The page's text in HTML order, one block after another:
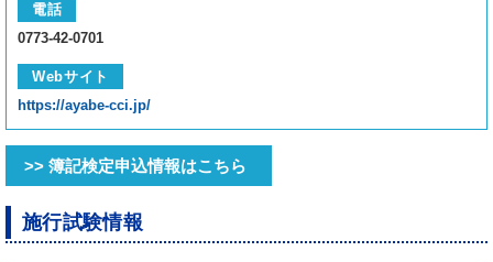
電話
0773-42-0701
Webサイト
https://ayabe-cci.jp/
>> 簿記検定申込情報はこちら
施行試験情報